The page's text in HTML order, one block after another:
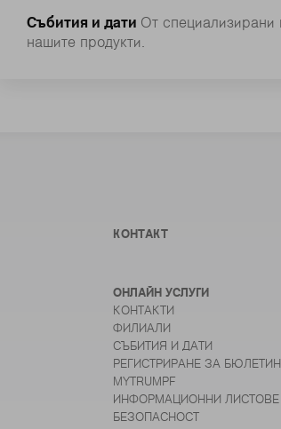
Събития и дати От
нашите продукти.
КОНТАКТ
ОНЛАЙН УСЛУГИ
КОНТАКТИ
ФИЛИАЛИ
СЪБИТИЯ И ДАТИ
РЕГИСТРИРАНЕ ЗА БЮЛЕТИН
MYTRUMPF
ИНФОРМАЦИОННИ
БЕЗОПАСНОСТ